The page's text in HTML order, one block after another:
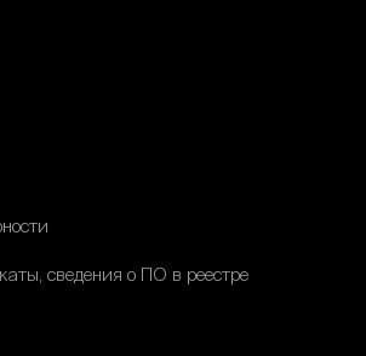
сведения о ПО в реестре